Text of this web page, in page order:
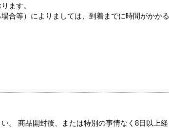
ます。
合等）によりましては、到着までに時間がかかる
。 商品開封後、または特別の事情なく8日以上経